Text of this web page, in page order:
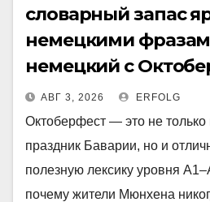
словарный запас
немецкими
немецкий с
АВГ 3, 2026 ERFOLG
Октоберфест — это не
праздник Баварии, но и
полезную лексику уровня
почему жители Мюнхена